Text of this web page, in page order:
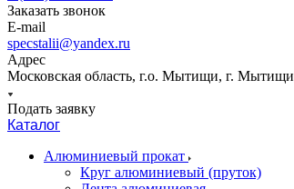
Заказать звонок
E-mail
specstalii@yandex.ru
Адрес
Московская область, г.о. Мытищи, г.
Подать заявку
Каталог
Алюминиевый прокат
Круг алюминиевый (пруток)